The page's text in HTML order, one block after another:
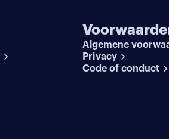
Algemene
Privacy
Code of conduct